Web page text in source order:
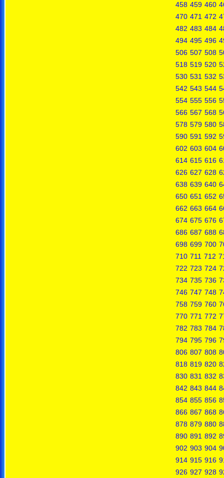
458 459 460
470 471 472
482 483 484
494 495 496
506 507 508
518 519 520
530 531 532
542 543 544
554 555 556
566 567 568
578 579 580
590 591 592
602 603 604
614 615 616
626 627 628
638 639 640
650 651 652
662 663 664
674 675 676
686 687 688
698 699 700
710 711 712
722 723 724
734 735 736
746 747 748
758 759 760
770 771 772
782 783 784
794 795 796
806 807 808
818 819 820
830 831 832
842 843 844
854 855 856
866 867 868
878 879 880
890 891 892
902 903 904
914 915 916
926 927 928